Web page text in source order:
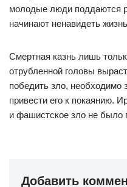
молодые люди поддаются
начинают ненавидеть
Смертная казнь лишь
отрубленной головы
победить зло, необходимо
привести его к покаянию.
и фашистское зло не было
Добавить